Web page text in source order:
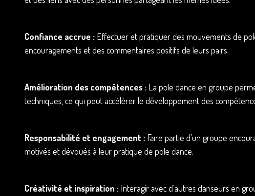
Confiance accrue : Effectuer et pratiquer des mouvements de
encouragements et des commentaires positifs de leurs pairs.
Amélioration des compétences : La pole dance en groupe
techniques, ce qui peut accélérer le développement des
Responsabilité et engagement : Faire partie d’un groupe
motivés et dévoués à leur pratique de pole dance.
Créativité et inspiration : Interagir avec d’autres danseurs en